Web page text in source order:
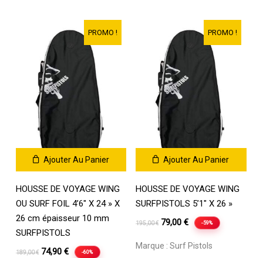
produit
PROMO !
Ajouter Au Panier
HOUSSE DE VOYAGE WING
OU SURF FOIL 4’6″ X 24 » X
26 cm épaisseur 10 mm
SURFPISTOLS
189,00€ Le
74,90 €Le
-60%
PROMO !
Ajouter Au Panier
HOUSSE DE VOYAGE WING
SURFPISTOLS 5’1″ X 26 »
195,00€ Le
initial
79,00€Le
prix
actuel
-59%
Marque :Surf Pistols